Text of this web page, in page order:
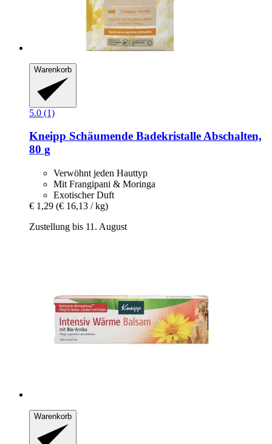
Warenkorb
5.0 (1)
Kneipp Schäumende Badekristalle Abschalten,
80 g
Verwöhnt jeden Hauttyp
Mit Frangipani & Moringa
Exotischer Duft
€ 1,29 (€ 16,13 / kg)
Zustellung bis 11. August
Warenkorb